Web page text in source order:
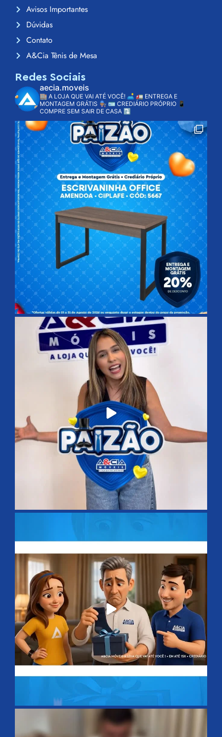
Avisos Importantes
Dúvidas
Contato
A&Cia Tênis de Mesa
Redes Sociais
aecia.moveis
🏬 A LOJA QUE VAI ATÉ VOCÊ! 🛋️ 🚛 ENTREGA E
MONTAGEM GRÁTIS 👨🏽‍🔧 🪪 CREDIÁRIO PRÓPRIO 📱
COMPRE SEM SAIR DE CASA ⤵️